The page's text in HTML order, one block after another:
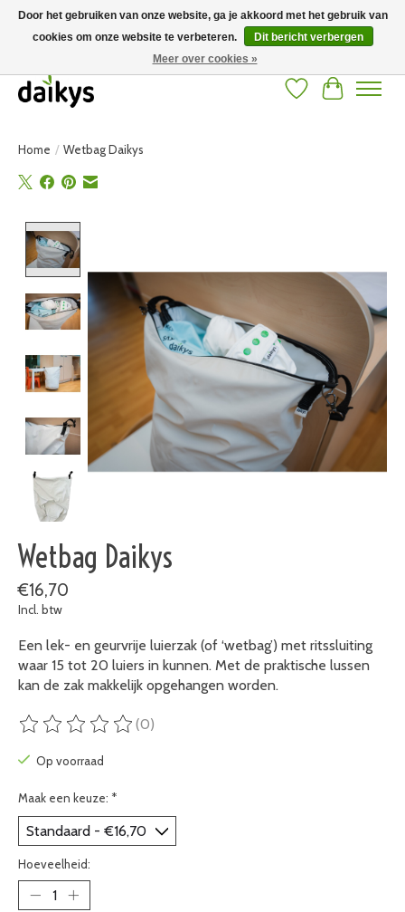
Grote keuze aan producten en snelle verzending! Gratis verzending vanaf 50
Verlanglijst
Home / Wetbag Daikys
Wetbag Daikys
€16,70
Incl. btw
Een lek- en geurvrije luierzak (of ‘wetbag’) met ritssluiting
waar 15 tot 20 luiers in kunnen. Met de praktische lussen
kan de zak makkelijk opgehangen worden.
De beoordeling van dit product is
(0)
Op voorraad
Maak een keuze: *
Hoeveelheid:
Door het gebruiken van onze website, ga je akkoord met het gebruik van
cookies om onze website te verbeteren.
Dit bericht verbergen
Meer over cookies »